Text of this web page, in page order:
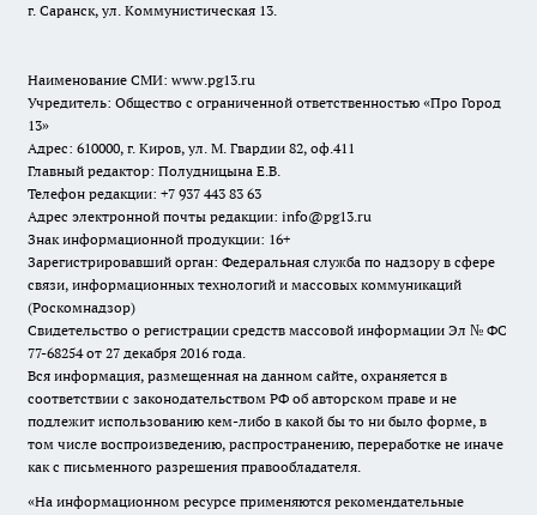
г. Саранск, ул. Коммунистическая 13.
Наименование СМИ: www.pg13.ru
Учредитель: Общество с ограниченной ответственностью «Про Город
13»
Адрес: 610000, г. Киров, ул. М. Гвардии 82, оф.411
Главный редактор: Полудницына Е.В.
Телефон редакции: +7 937 443 83 63
Адрес электронной почты редакции: info@pg13.ru
Знак информационной продукции: 16+
Зарегистрировавший орган: Федеральная служба по надзору в сфере
связи, информационных технологий и массовых коммуникаций
(Роскомнадзор)
Свидетельство о регистрации средств массовой информации Эл № ФС
77-68254 от 27 декабря 2016 года.
Вся информация, размещенная на данном сайте, охраняется в
соответствии с законодательством РФ об авторском праве и не
подлежит использованию кем-либо в какой бы то ни было форме, в
том числе воспроизведению, распространению, переработке не иначе
как с письменного разрешения правообладателя.
«На информационном ресурсе применяются рекомендательные